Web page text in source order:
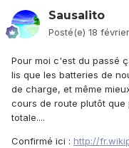
Sausalito
Posté(e) 18
Pour moi c'est du passé
lis que les batteries de
de charge, et même
cours de route plutôt
totale....
Confirmé ici : http://